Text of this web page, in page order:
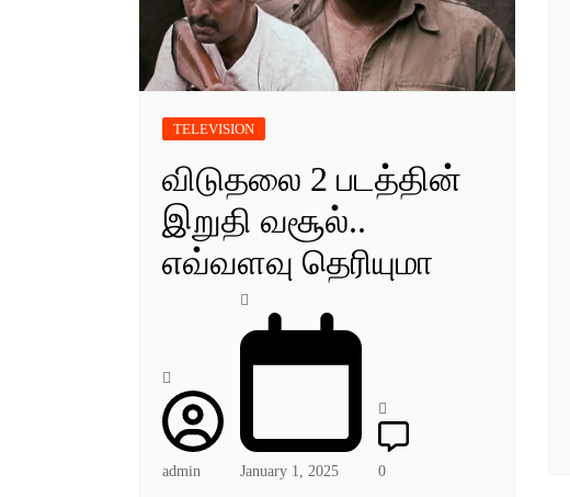
TELEVISION
விடுதலை 2 படத்தின்
இறுதி வசூல்..
எவ்வளவு தெரியுமா
admin January 1, 2025 0